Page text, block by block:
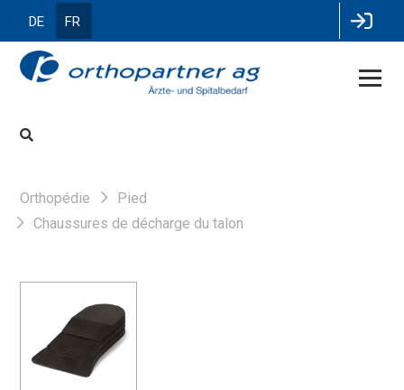
DE FR
Orthopédie
Pied
Chaussures de décharge du talon